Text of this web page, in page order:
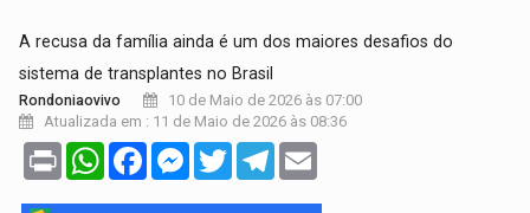
A recusa da família ainda é um dos maiores desafios do
sistema de transplantes no Brasil
Rondoniaovivo
10 de Maio de 2026 às 07:00
Atualizada em : 11 de Maio de 2026 às 08:36
Print WhatsAppFacebookMessenger
TwitterTelegram